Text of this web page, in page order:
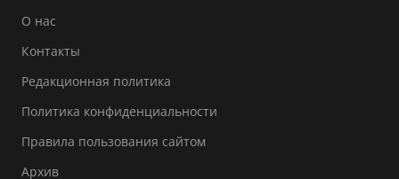
О нас
Контакты
Редакционная политика
Политика конфиденциальности
Правила пользования сайтом
Архив